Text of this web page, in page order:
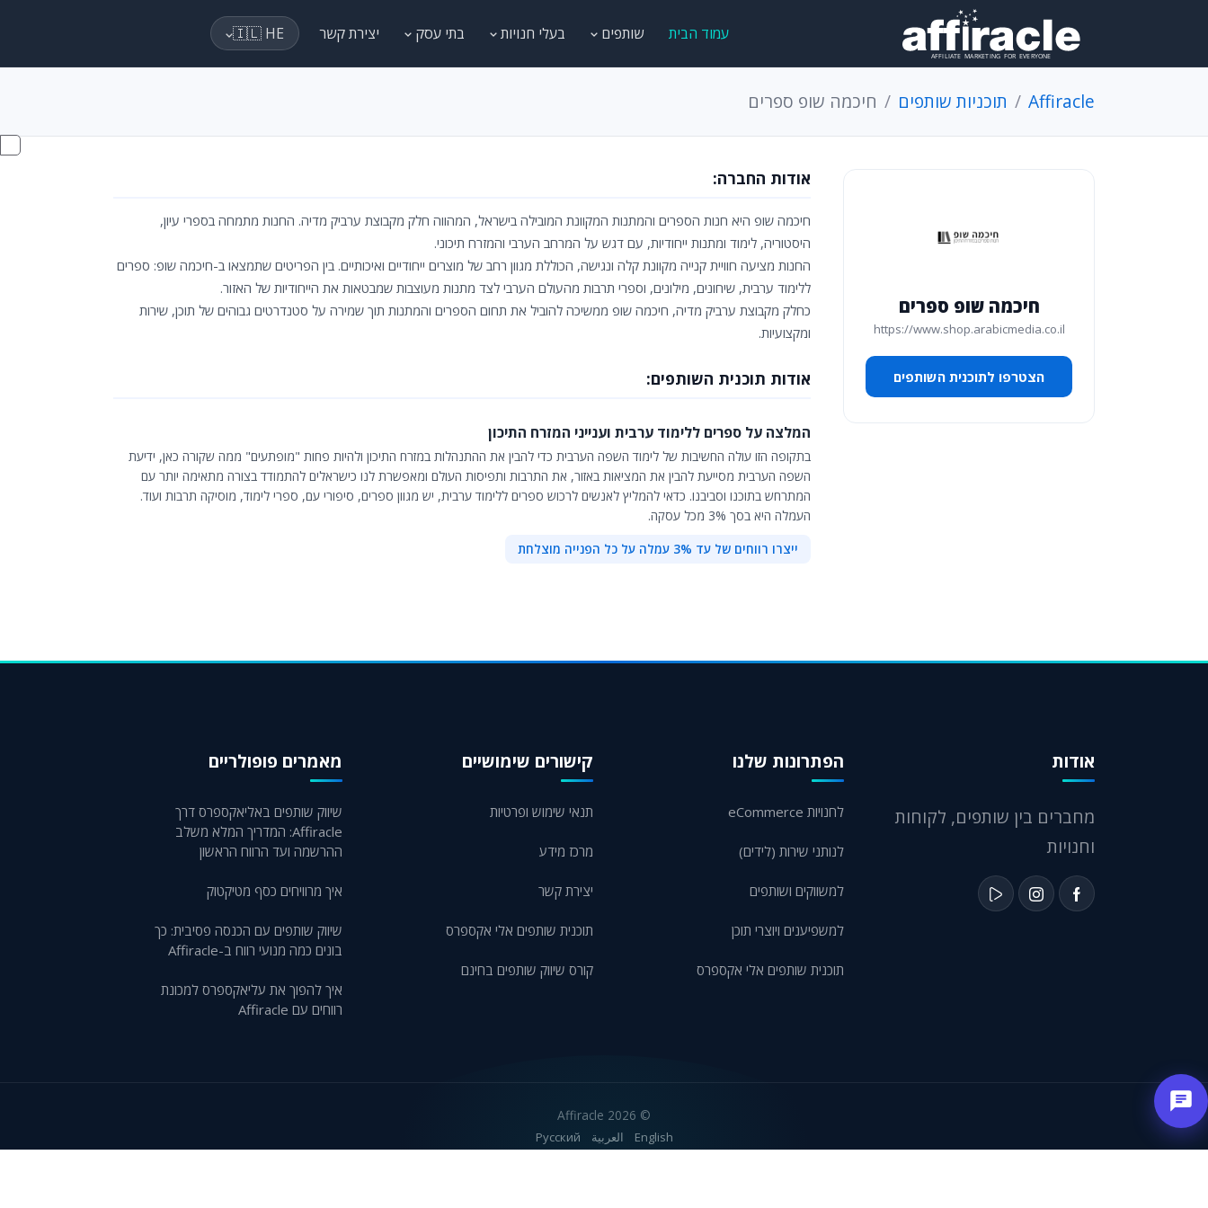
עמוד הבית שותפים בעלי חנויות בתי עסק יצירת קשר 🇮🇱 HE
Affiracle תוכניות שותפים חיכמה שופ ספרים
חיכמה שופ ספרים
https://www.shop.arabicmedia.co.il
הצטרפו לתוכנית השותפים
אודות החברה:
חיכמה שופ היא חנות הספרים והמתנות המקוונת המובילה בישראל, המהווה חלק מקבוצת ערביק מדיה. החנות מתמחה בספרי עיון,
היסטוריה, לימוד ומתנות ייחודיות, עם דגש על המרחב הערבי והמזרח תיכוני.
החנות מציעה חוויית קנייה מקוונת קלה ונגישה, הכוללת מגוון רחב של מוצרים ייחודיים ואיכותיים. בין הפריטים שתמצאו ב-חיכמה שופ: ספרים
ללימוד ערבית, שיחונים, מילונים, וספרי תרבות מהעולם הערבי לצד מתנות מעוצבות שמבטאות את הייחודיות של האזור.
כחלק מקבוצת ערביק מדיה, חיכמה שופ ממשיכה להוביל את תחום הספרים והמתנות תוך שמירה על סטנדרטים גבוהים של תוכן, שירות
ומקצועיות.
אודות תוכנית השותפים:
המלצה על ספרים ללימוד ערבית וענייני המזרח התיכון
בתקופה הזו עולה החשיבות של לימוד השפה הערבית כדי להבין את ההתנהלות במזרח התיכון ולהיות פחות "מופתעים" ממה שקורה כאן, ידיעת
השפה הערבית מסייעת להבין את המציאות באזור, את התרבות ותפיסות העולם ומאפשרת לנו כישראלים להתמודד בצורה מתאימה יותר עם
המתרחש בתוכנו וסביבנו. כדאי להמליץ לאנשים לרכוש ספרים ללימוד ערבית, יש מגוון ספרים, סיפורי עם, ספרי לימוד, מוסיקה תרבות ועוד.
העמלה היא בסך 3% מכל עסקה.
ייצרו רווחים של עד 3% עמלה על כל הפנייה מוצלחת
אודות
מחברים בין שותפים, לקוחות
וחנויות
הפתרונות שלנו
לחנויות eCommerce
לנותני שירות (לידים)
למשווקים ושותפים
למשפיענים ויוצרי תוכן
תוכנית שותפים אלי אקספרס
קישורים שימושיים
תנאי שימוש ופרטיות
מרכז מידע
יצירת קשר
תוכנית שותפים אלי אקספרס
קורס שיווק שותפים בחינם
מאמרים פופולריים
שיווק שותפים באליאקספרס דרך
Affiracle: המדריך המלא משלב
ההרשמה ועד הרווח הראשון
איך מרוויחים כסף מטיקטוק
שיווק שותפים עם הכנסה פסיבית: כך
בונים כמה מנועי רווח ב-Affiracle
איך להפוך את עליאקספרס למכונת
רווחים עם Affiracle
©
2026 Affiracle
English العربية Русский